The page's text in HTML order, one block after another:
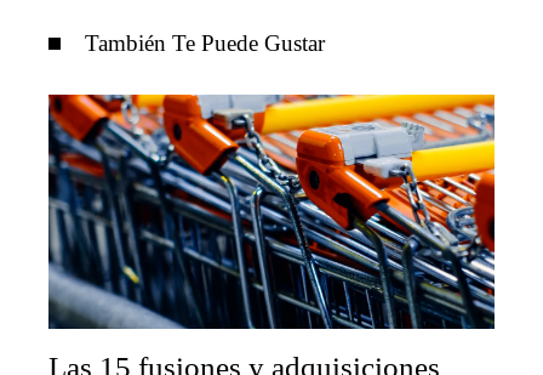
También Te Puede Gustar
Las 15 fusiones y adquisiciones